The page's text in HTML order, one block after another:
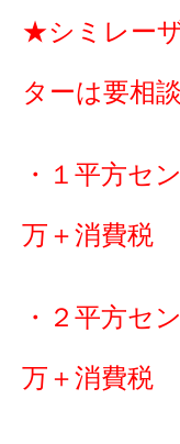
★シミレー
ターは要相
・１平方セ
万＋消費税
・２平方セ
万＋消費税